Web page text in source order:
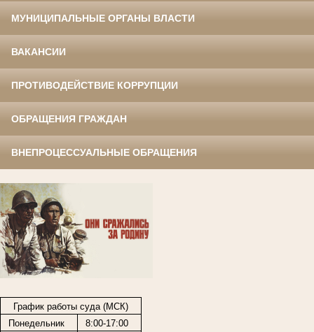
МУНИЦИПАЛЬНЫЕ ОРГАНЫ ВЛАСТИ
ВАКАНСИИ
ПРОТИВОДЕЙСТВИЕ КОРРУПЦИИ
ОБРАЩЕНИЯ ГРАЖДАН
ВНЕПРОЦЕССУАЛЬНЫЕ ОБРАЩЕНИЯ
График работы суда (МСК)
Понедельник
8:00-17:00